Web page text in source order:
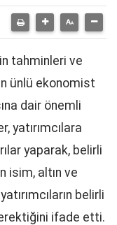
tahminleri ve
ünlü ekonomist
dair önemli
yatırımcılara
yaparak, belirli
isim, altın ve
belirli
ifade etti.